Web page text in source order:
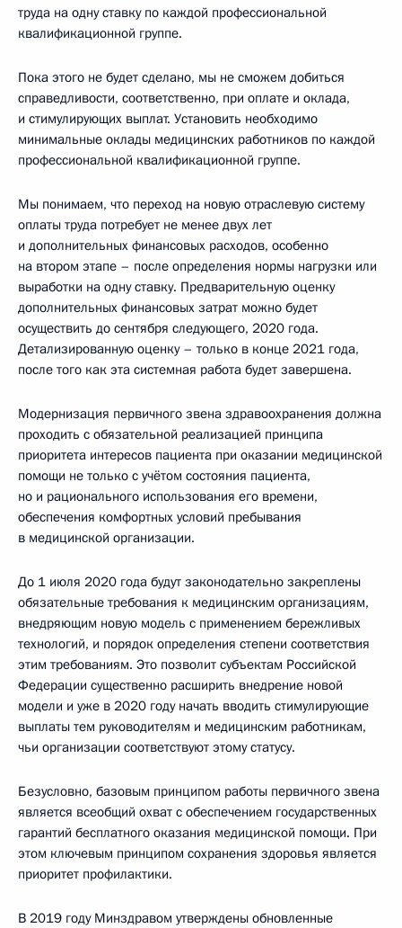
труда на одну ставку по каждой профессиональной
квалификационной группе.
Пока этого не будет сделано, мы не сможем добиться
справедливости, соответственно, при оплате и оклада,
и стимулирующих выплат. Установить необходимо
минимальные оклады медицинских работников по каждой
профессиональной квалификационной группе.
Мы понимаем, что переход на новую отраслевую систему
оплаты труда потребует не менее двух лет
и дополнительных финансовых расходов, особенно
на втором этапе – после определения нормы нагрузки или
выработки на одну ставку. Предварительную оценку
дополнительных финансовых затрат можно будет
осуществить до сентября следующего, 2020 года.
Детализированную оценку – только в конце 2021 года,
после того как эта системная работа будет завершена.
Модернизация первичного звена здравоохранения должна
проходить с обязательной реализацией принципа
приоритета интересов пациента при оказании медицинской
помощи не только с учётом состояния пациента,
но и рационального использования его времени,
обеспечения комфортных условий пребывания
в медицинской организации.
До 1 июля 2020 года будут законодательно закреплены
обязательные требования к медицинским организациям,
внедряющим новую модель с применением бережливых
технологий, и порядок определения степени соответствия
этим требованиям. Это позволит субъектам Российской
Федерации существенно расширить внедрение новой
модели и уже в 2020 году начать вводить стимулирующие
выплаты тем руководителям и медицинским работникам,
чьи организации соответствуют этому статусу.
Безусловно, базовым принципом работы первичного звена
является всеобщий охват с обеспечением государственных
гарантий бесплатного оказания медицинской помощи. При
этом ключевым принципом сохранения здоровья является
приоритет профилактики.
В 2019 году Минздравом утверждены обновленные